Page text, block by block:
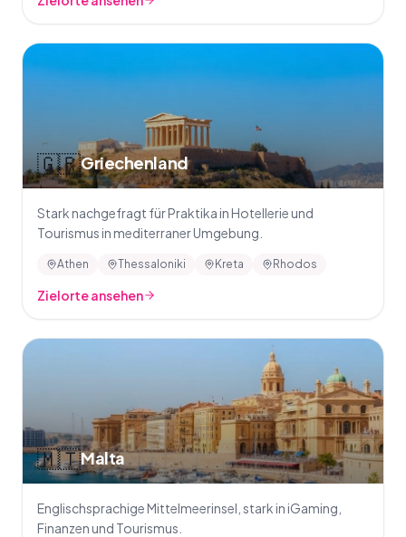
🇬🇷Griechenland
Stark nachgefragt für Praktika in Hotellerie und
Tourismus in mediterraner Umgebung.
Athen Thessaloniki Kreta Rhodos
Zielorte ansehen
🇲🇹Malta
Englischsprachige Mittelmeerinsel, stark in iGaming,
Finanzen und Tourismus.